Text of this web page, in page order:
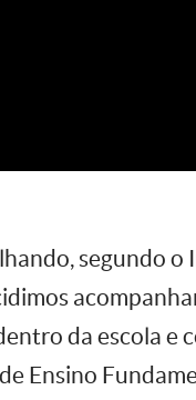
segundo
da escola e
Ensino